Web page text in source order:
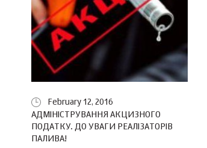
February 12, 2016
АДМІНІСТРУВАННЯ АКЦИЗНОГО
ПОДАТКУ. ДО УВАГИ РЕАЛІЗАТОРІВ
ПАЛИВА!